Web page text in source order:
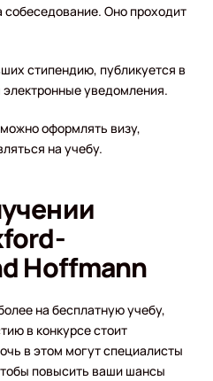
Оно проходит
стипендию, публикуется в
уведомления.
оформлять визу,
на учебу.
Hoffmann
на бесплатную учебу,
в конкурсе стоит
в этом могут специалисты
повысить ваши шансы